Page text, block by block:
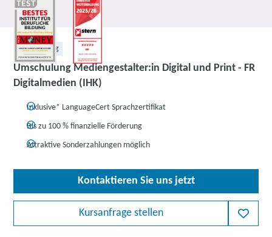
Umschulung
Umschulung Mediengestalter:in Digital und Print - FR
Digitalmedien (IHK)
Inklusive* LanguageCert Sprachzertifikat
Bis zu 100 % finanzielle Förderung
Attraktive Sonderzahlungen möglich
Kontaktieren Sie uns jetzt
Kursanfrage stellen